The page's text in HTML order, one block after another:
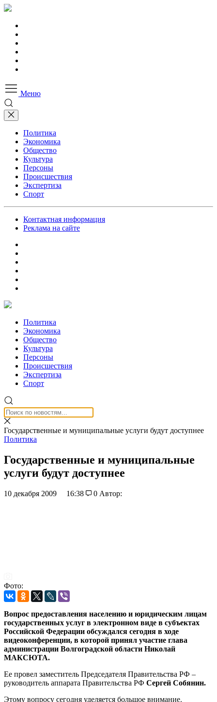
Меню
Политика
Экономика
Общество
Культура
Персоны
Происшествия
Экспертиза
Спорт
Контактная информация
Реклама на сайте
Политика
Экономика
Общество
Культура
Персоны
Происшествия
Экспертиза
Спорт
Государственные и муниципальные услуги будут доступнее
Политика
Государственные и муниципальные
услуги будут доступнее
10 декабря 2009 16:38 0 Автор:
Фото:
Вопрос предоставления населению и юридическим лицам
государственных услуг в электронном виде в субъектах
Российской Федерации обсуждался сегодня в ходе
видеоконференции, в которой принял участие глава
администрации Волгоградской области Николай
МАКСЮТА.
Ее провел заместитель Председателя Правительства РФ –
руководитель аппарата Правительства РФ Сергей Собянин.
Этому вопросу сегодня уделяется большое внимание.